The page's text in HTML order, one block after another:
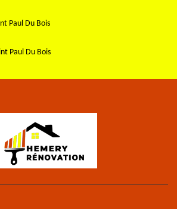
Paul Du Bois
Paul Du Bois